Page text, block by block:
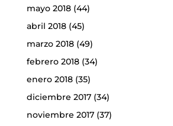
mayo 2018(44)
abril 2018(45)
marzo 2018(49)
febrero 2018(34)
enero 2018(35)
diciembre 2017(34)
noviembre 2017(37)